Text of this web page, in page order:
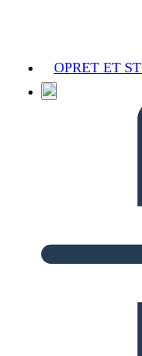
OPRET ET